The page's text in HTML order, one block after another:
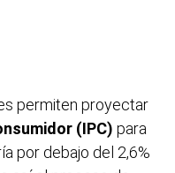
permiten proyectar
(IPC) para
por debajo del 2,6%